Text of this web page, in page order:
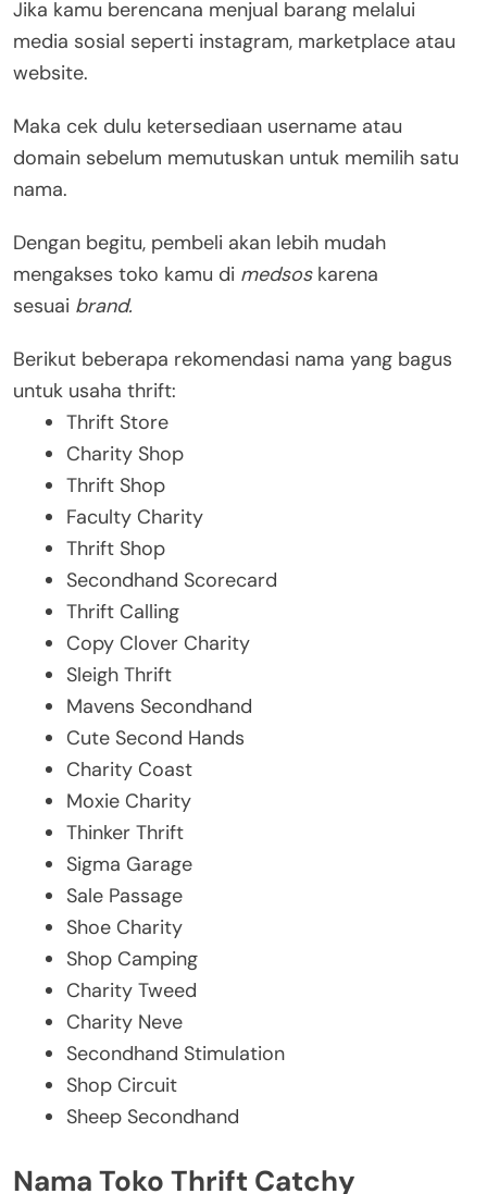
Jika kamu berencana menjual barang melalui
media sosial seperti instagram, marketplace atau
website.
Maka cek dulu ketersediaan username atau
domain sebelum memutuskan untuk memilih satu
nama.
Dengan begitu, pembeli akan lebih mudah
mengakses toko kamu di medsoskarena
sesuai brand.
Berikut beberapa rekomendasi nama yang bagus
untuk usaha thrift:
Thrift Store
Charity Shop
Thrift Shop
Faculty Charity
Thrift Shop
Secondhand Scorecard
Thrift Calling
Copy Clover Charity
Sleigh Thrift
Mavens Secondhand
Cute Second Hands
Charity Coast
Moxie Charity
Thinker Thrift
Sigma Garage
Sale Passage
Shoe Charity
Shop Camping
Charity Tweed
Charity Neve
Secondhand Stimulation
Shop Circuit
Sheep Secondhand
Nama Toko Thrift Catchy